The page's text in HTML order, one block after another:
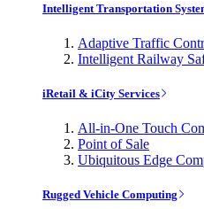
Intelligent Transportation
Adaptive Traffic
Intelligent Railway
iRetail & iCity Services
All-in-One Touch
Point of Sale
Ubiquitous Edge
Rugged Vehicle Computing